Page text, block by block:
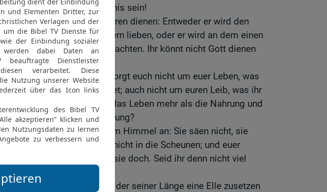
groß wird dann die Finsternis sein!
24 Niemand kann zwei Herren dienen: Entweder er wird den
einen hassen und den andern lieben, oder er wird an dem einen
hängen und den andern verachten. Ihr könnt nicht Gott dienen
und dem Mammon.
25 Darum sage ich euch: Sorgt euch nicht um euer Leben, was
ihr essen und trinken werdet; auch nicht um euren Leib, was ihr
anziehen werdet. Ist nicht das Leben mehr als die Nahrung und
der Leib mehr als die Kleidung?
26 Seht die Vögel unter dem Himmel an: Sie säen nicht, sie
ernten nicht, sie sammeln nicht in die Scheunen; und euer
himmlischer Vater ernährt sie doch. Seid ihr denn nicht viel
kostbarer als sie?
27 Wer ist aber unter euch, der seiner Länge eine Elle zusetzen